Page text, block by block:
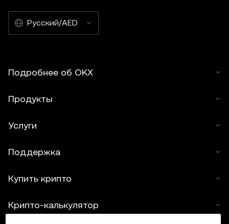
Русский/AED
Подробнее об OKX
Продукты
Услуги
Поддержка
Купить крипто
Крипто-калькулятор